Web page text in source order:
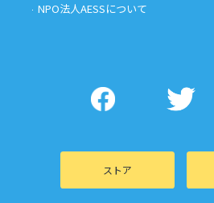
NPO法人AESSについて
ストア